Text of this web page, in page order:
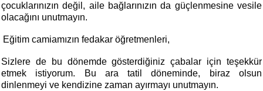
çocuklarınızın değil, aile bağlarınızın da güçlenmesine vesile
olacağını unutmayın.
Eğitim camiamızın fedakar öğretmenleri,
Sizlere de bu dönemde gösterdiğiniz çabalar için teşekkür
etmek istiyorum. Bu ara tatil döneminde, biraz olsun
dinlenmeyi ve kendizine zaman ayırmayı unutmayın.